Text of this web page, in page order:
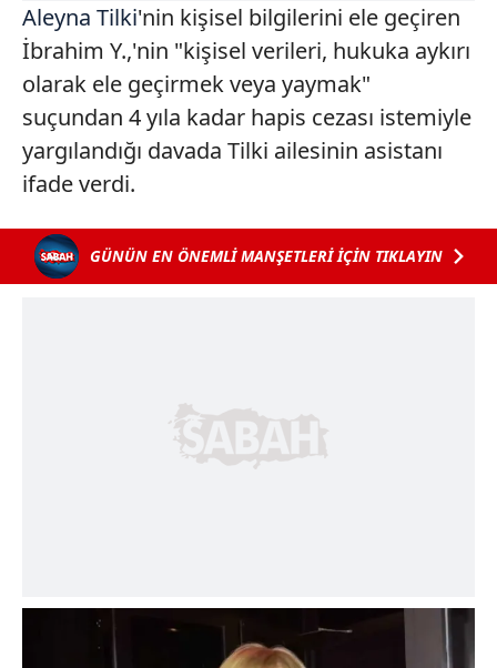
Aleyna Tilki'nin kişisel bilgilerini ele geçiren
İbrahim Y.,'nin "kişisel verileri, hukuka aykırı
olarak ele geçirmek veya yaymak"
suçundan 4 yıla kadar hapis cezası istemiyle
yargılandığı davada Tilki ailesinin asistanı
ifade verdi.
GÜNÜN EN ÖNEMLİ MANŞETLERİ İÇİN TIKLAYIN